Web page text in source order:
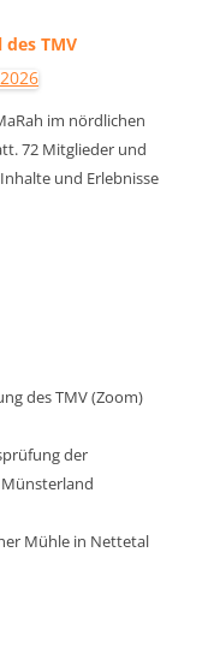
TMV
im nördlichen
72 Mitglieder und
und Erlebnisse
des TMV (Zoom)
der
Mühle in Nettetal